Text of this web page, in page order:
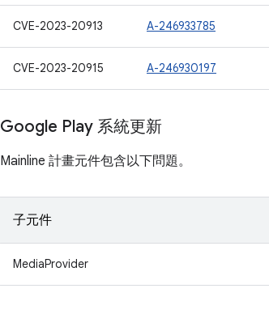
CVE-2023-20913 A-246933785
CVE-2023-20915 A-246930197
Google Play 系統更新
Mainline 計畫元件包含以下問題。
子元件
MediaProvider